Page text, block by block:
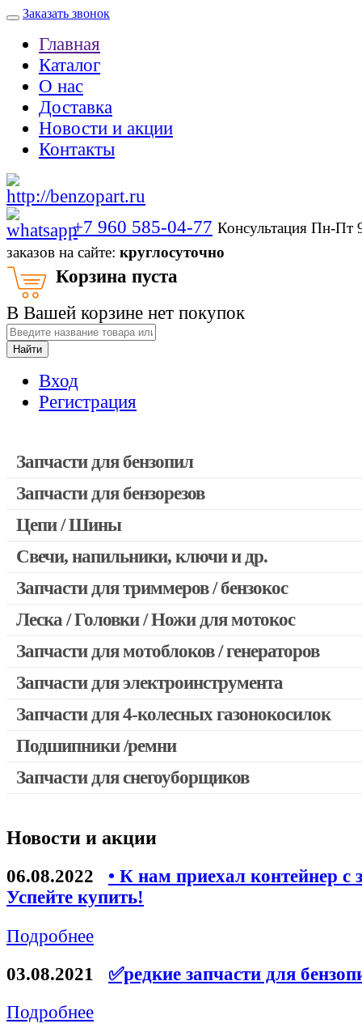
Заказать звонок
Главная
Каталог
О нас
Доставка
Новости и акции
Контакты
+7 960 585-04-77 Консультация Пн-
заказов на сайте: круглосуточно
Корзина пуста
В Вашей корзине нет покупок
Найти
Вход
Регистрация
Запчасти для бензопил
Запчасти для бензопил Stihl
Запчасти для бензопил Husqvarna, Partner
Запчасти для бензопил Oleo-mac, Echo и др.
Запчасти для бензорезов
Цепи / Шины
Свечи, напильники, ключи и др.
Запчасти для триммеров / бензокос
Запчасти для Китайских триммеров
Запчасти для мотокос Stihl / Husqvarna / Oleo-mac / Echo и
Леска / Головки / Ножи для мотокос
Запчасти для мотоблоков / генераторов
Запчасти для электроинструмента
Двигатели, редукторы для шуруповертов
Выключатели, переключатели
Запчасти для УШМ (болгарок)
Запчасти для электроинструмента другие
Запчасти для компрессоров
Конденсаторы
Ремни для электроинструмента
Запчасти для 4-колесных газонокосилок
Подшипники /ремни
Запчасти для снегоуборщиков
Новости и акции
06.08.2022
• К нам приехал контейнер с
Успейте купить!
Подробнее
03.08.2021
✅редкие запчасти для
Подробнее